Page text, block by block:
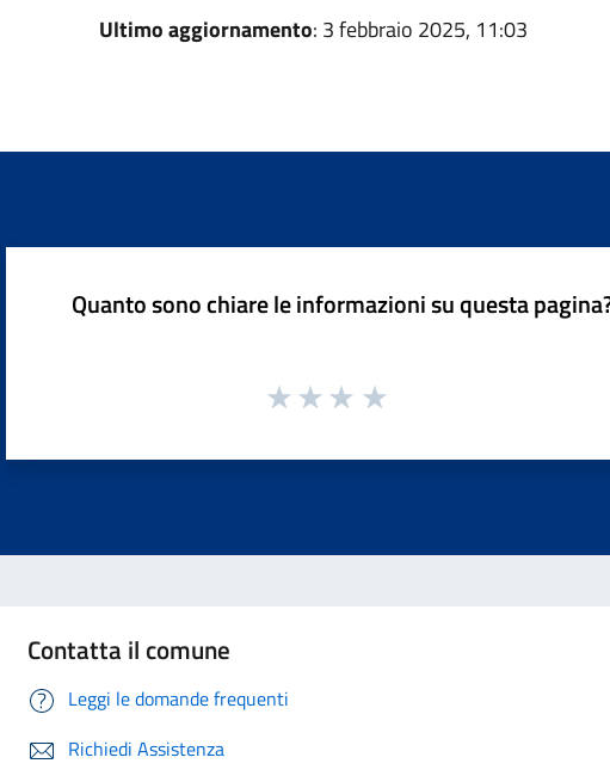
Ultimo aggiornamento: 3 febbraio 2025, 11:03
Quanto sono chiare le informazioni su questa
Contatta il comune
Leggi le domande frequenti
Richiedi Assistenza